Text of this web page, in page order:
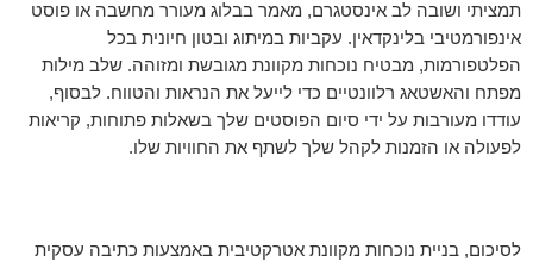
תמציתי ושובה לב אינסטגרם, מאמר בבלוג מעורר מחשבה או פוסט
אינפורמטיבי בלינקדאין. עקביות במיתוג ובטון חיונית בכל
הפלטפורמות, מבטיח נוכחות מקוונת מגובשת ומזוהה. שלב מילות
מפתח והאשטאג רלוונטיים כדי לייעל את הנראות והטווח. לבסוף,
עודדו מעורבות על ידי סיום הפוסטים שלך בשאלות פתוחות, קריאות
לפעולה או הזמנות לקהל שלך לשתף את החוויות שלו.
לסיכום, בניית נוכחות מקוונת אטרקטיבית באמצעות כתיבה עסקית